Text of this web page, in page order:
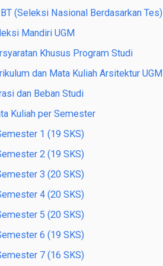
(Seleksi Nasional Berdasarkan Tes)
Mandiri UGM
Khusus Program Studi
dan Mata Kuliah Arsitektur UGM
dan Beban Studi
Kuliah per Semester
1 (19 SKS)
2 (19 SKS)
3 (20 SKS)
4 (20 SKS)
5 (20 SKS)
6 (19 SKS)
7 (16 SKS)